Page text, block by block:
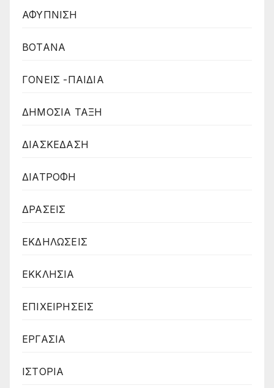
ΑΦΥΠΝΙΣΗ
ΒΟΤΑΝΑ
ΓΟΝΕΙΣ -ΠΑΙΔΙΑ
ΔΗΜΟΣΙΑ ΤΑΞΗ
ΔΙΑΣΚΕΔΑΣΗ
ΔΙΑΤΡΟΦΗ
ΔΡΑΣΕΙΣ
ΕΚΔΗΛΩΣΕΙΣ
ΕΚΚΛΗΣΙΑ
ΕΠΙΧΕΙΡΗΣΕΙΣ
ΕΡΓΑΣΙΑ
ΙΣΤΟΡΙΑ